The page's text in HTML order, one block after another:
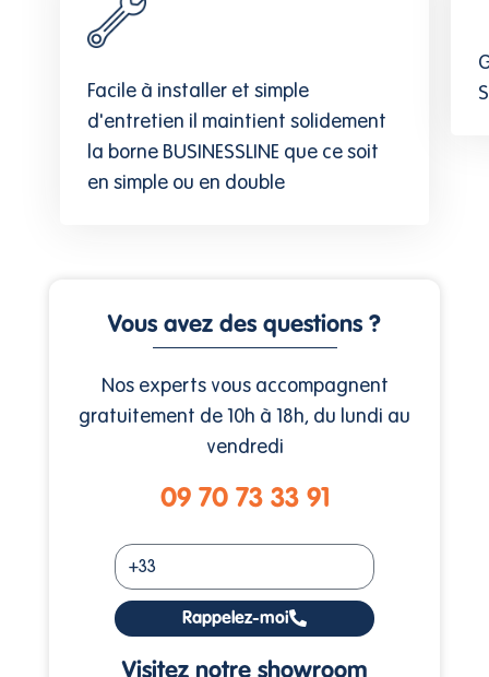
Facile à installer et simple
d'entretien il maintient solidement
la borne BUSINESSLINE que ce soit
en simple ou en double
Vous avez des questions ?
Nos experts vous accompagnent
gratuitement de 10h à 18h, du lundi au
vendredi
09 70 73 33 91
Rappelez-moi
Visitez notre showroom